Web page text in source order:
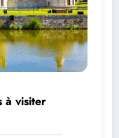
à visiter